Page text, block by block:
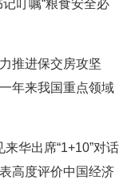
叮嘱“粮食安全必
推进保交房攻坚
年来我国重点领域
华出席“1+10”对话
高度评价中国经济